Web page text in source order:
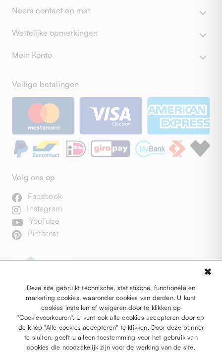
Neem contact op met
Wettelijke opmerkingen
Mein Konto
Veilige betalingen
Volg ons op
Facebook
Instagram
YouTube
Pinterest
Deze site gebruikt technische, statistische, functionele en
marketing cookies, waaronder cookies van derden. U kunt
cookies instellen of weigeren door te klikken op
"Cookievoorkeuren". U kunt ook alle cookies accepteren door op
de knop "Alle cookies accepteren" te klikken. Door deze banner
te sluiten, geeft u alleen toestemming voor het gebruik van
cookies die noodzakelijk zijn voor de werking van de site.
✖